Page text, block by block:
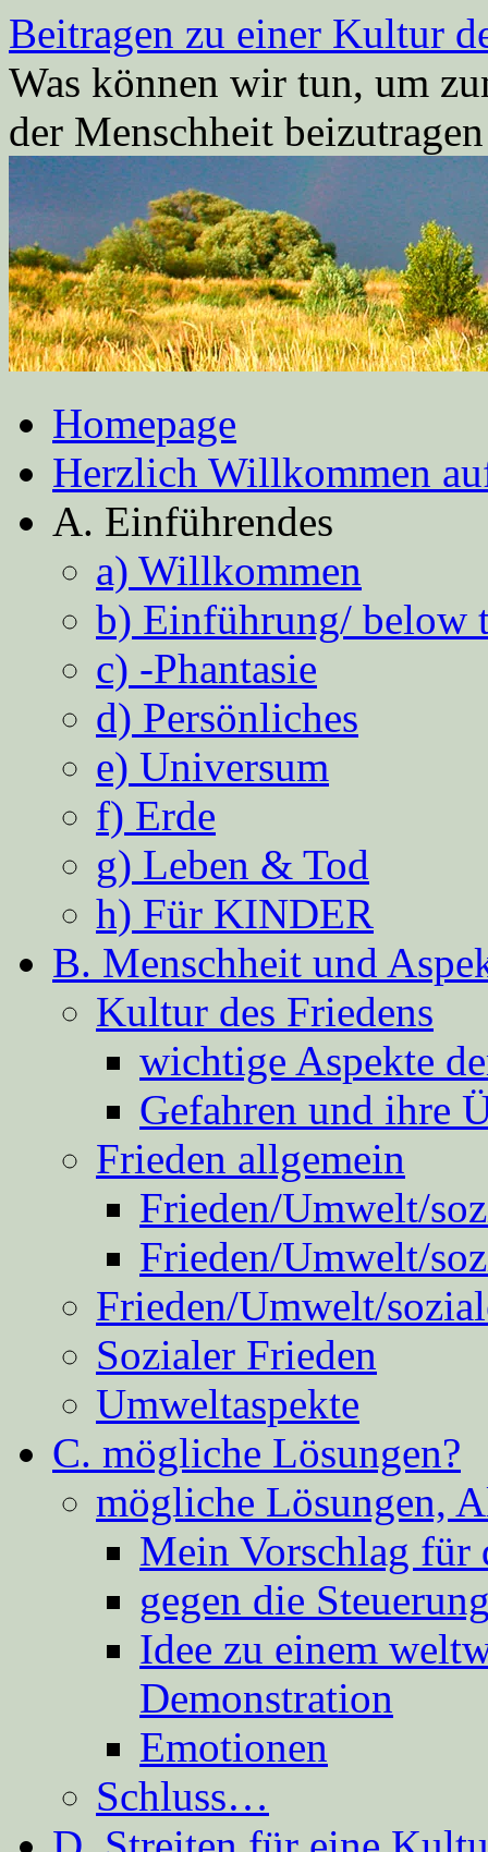
Zum
Inhalt
springen
Beitragen zu einer Kultur
Was können wir tun, um
der Menschheit
Homepage
Herzlich Willkommen
A. Einführendes
a) Willkommen
b) Einführung/ below
c) -Phantasie
d) Persönliches
e) Universum
f) Erde
g) Leben & Tod
h) Für KINDER
B. Menschheit und
Kultur des Friedens
wichtige Aspekte
Gefahren und ihre
Frieden allgemein
Frieden/Umwelt/
Frieden/Umwelt/
Frieden/Umwelt/
Sozialer Frieden
Umweltaspekte
C. mögliche Lösungen?
mögliche Lösungen,
Mein Vorschlag für
gegen die
Idee zu einem
Demonstration
Emotionen
Schluss…